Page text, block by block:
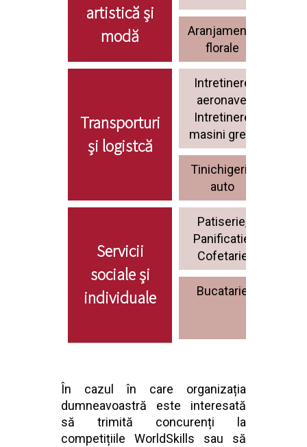
artistică și
modă
Aranjamente
florale
Transporturi
și logistcă
Intretinere
aeronave,
Intretinere
masini grele
Tinichigerie
auto
Servicii
sociale și
individuale
Patiserie,
Panificatie,
Cofetarie
Bucatarie
În cazul în care organizația
dumneavoastră este interesată
să trimită concurenți la
competițiile WorldSkills sau să